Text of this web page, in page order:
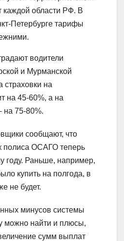
каждой области РФ. В
Петербурге тарифы
водители
и Мурманской
страховки на
на 45-60%, а на
на 75-80%.
сообщают, что
полиса ОСАГО теперь
году. Раньше, например,
купить на полгода, в
не будет.
минусов системы
можно найти и плюсы,
сумм выплат